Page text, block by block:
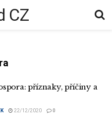
CZ
příznaky, příčiny a
22/12/2020 0